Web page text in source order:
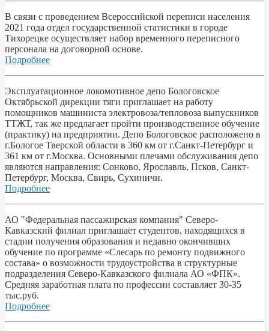
В связи с проведением Всероссийской переписи населения
2021 года отдел государственной статистики в городе
Тихорецке осуществляет набор временного переписного
персонала на договорной основе.
Подробнее
Эксплуатационное локомотивное депо Бологовское
Октябрьской дирекции тяги приглашает на работу
помощников машиниста электровоза/тепловоза выпускников
ТТЖТ, так же предлагает пройти производственное обучение
(практику) на предприятии. Депо Бологовское расположено в
г.Бологое Тверской области в 360 км от г.Санкт-Петербург и
361 км от г.Москва. Основными плечами обслуживания депо
являются направления: Сонково, Ярославль, Псков, Санкт-
Петербург, Москва, Свирь, Сухиничи.
Подробнее
АО "Федеральная пассажирская компания" Северо-
Кавказский филиал приглашает студентов, находящихся в
стадии получения образования и недавно окончивших
обучение по программе «Слесарь по ремонту подвижного
состава» о возможности трудоустройства в структурные
подразделения Северо-Кавказского филиала АО «ФПК».
Средняя заработная плата по профессии составляет 30-35
тыс.руб.
Подробнее